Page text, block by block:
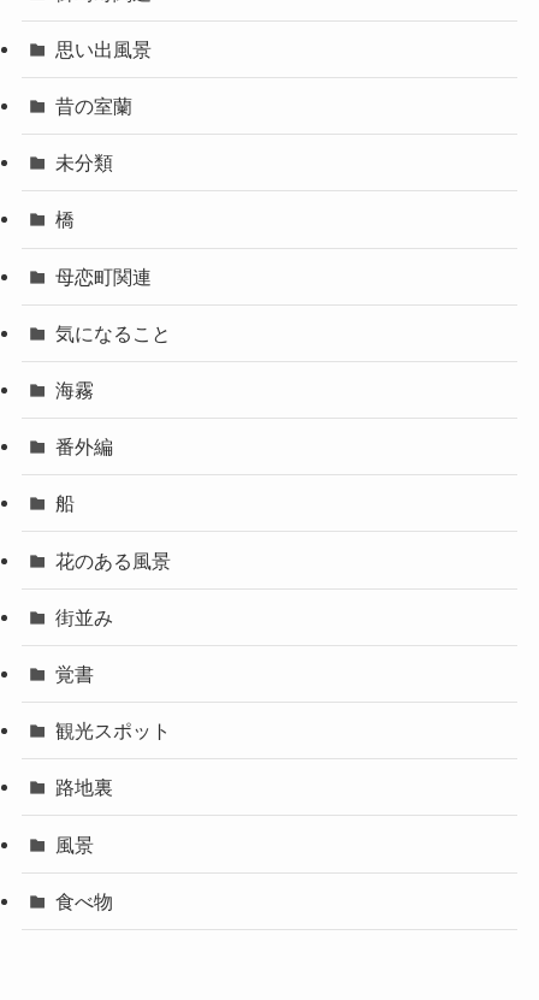
思い出風景
昔の室蘭
未分類
橋
母恋町関連
気になること
海霧
番外編
船
花のある風景
街並み
覚書
観光スポット
路地裏
風景
食べ物